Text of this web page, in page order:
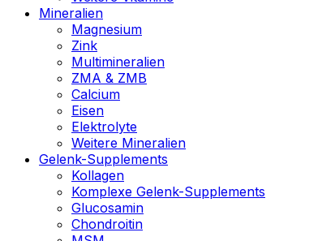
Mineralien
Magnesium
Zink
Multimineralien
ZMA & ZMB
Calcium
Eisen
Elektrolyte
Weitere Mineralien
Gelenk-Supplements
Kollagen
Komplexe Gelenk-Supplements
Glucosamin
Chondroitin